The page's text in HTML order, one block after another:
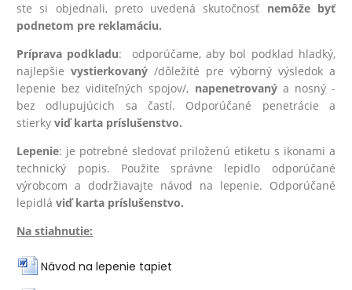
ste si objednali, preto uvedená skutočnosť nemôže byť
podnetom pre reklamáciu.
Príprava podkladu: odporúčame, aby bol podklad hladký,
najlepšievystierkovaný /dôležité pre výborný výsledok a
lepenie bez viditeľných spojov/, napenetrovanýa nosný -
bez odlupujúcich sa častí. Odporúčané penetrácie a
stierkyviď karta príslušenstvo.
Lepenie: je potrebné sledovať priloženú etiketu s ikonami a
technický popis. Použite správne lepidlo odporúčané
výrobcom a dodržiavajte návod na lepenie. Odporúčané
lepidláviď karta príslušenstvo.
Na stiahnutie:
Návod na lepenie tapiet